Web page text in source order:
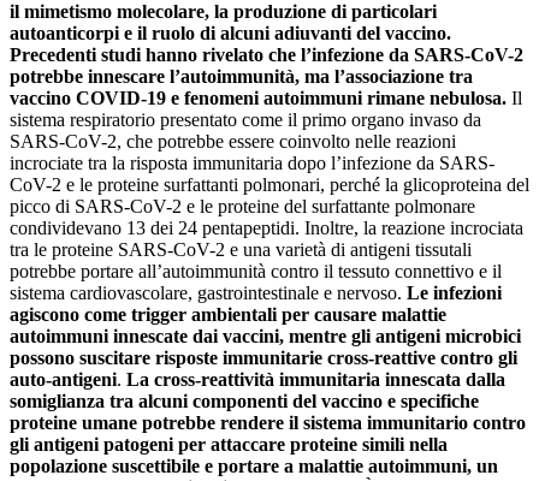
il mimetismo molecolare, la produzione di particolari
autoanticorpi e il ruolo di alcuni adiuvanti del vaccino.
Precedenti studi hanno rivelato che l’infezione da SARS-CoV-2
potrebbe innescare l’autoimmunità, ma l’associazione tra
vaccino COVID-19 e fenomeni autoimmuni rimane nebulosa. Il
sistema respiratorio presentato come il primo organo invaso da
SARS-CoV-2, che potrebbe essere coinvolto nelle reazioni
incrociate tra la risposta immunitaria dopo l’infezione da SARS-
CoV-2 e le proteine ​​surfattanti polmonari, perché la glicoproteina del
picco di SARS-CoV-2 e le proteine ​​​​del surfattante polmonare
condividevano 13 dei 24 pentapeptidi. Inoltre, la reazione incrociata
tra le proteine ​​SARS-CoV-2 e una varietà di antigeni tissutali
potrebbe portare all’autoimmunità contro il tessuto connettivo e il
sistema cardiovascolare, gastrointestinale e nervoso. Le infezioni
agiscono come trigger ambientali per causare malattie
autoimmuni innescate dai vaccini, mentre gli antigeni microbici
possono suscitare risposte immunitarie cross-reattive contro gli
auto-antigeni. La cross-reattività immunitaria innescata dalla
somiglianza tra alcuni componenti del vaccino e specifiche
proteine ​​umane potrebbe rendere il sistema immunitario contro
gli antigeni patogeni per attaccare proteine ​​simili nella
popolazione suscettibile e portare a malattie autoimmuni, un